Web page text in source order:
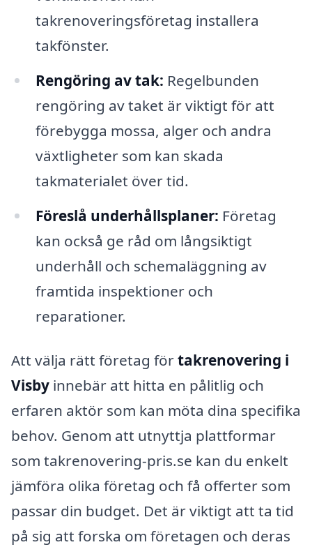
takrenoveringsföretag installera
takfönster.
Rengöring av tak: Regelbunden
rengöring av taket är viktigt för att
förebygga mossa, alger och andra
växtligheter som kan skada
takmaterialet över tid.
Föreslå underhållsplaner: Företag
kan också ge råd om långsiktigt
underhåll och schemaläggning av
framtida inspektioner och
reparationer.
Att välja rätt företag förtakrenovering i
Visby innebär att hitta en pålitlig och
erfaren aktör som kan möta dina specifika
behov. Genom att utnyttja plattformar
som takrenovering-pris.se kan du enkelt
jämföra olika företag och få offerter som
passar din budget. Det är viktigt att ta tid
på sig att forska om företagen och deras